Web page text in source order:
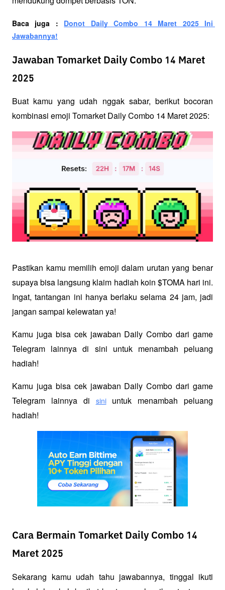
Baca juga : Donot Daily Combo 14 Maret 2025 Ini
Jawabannya!
Jawaban Tomarket Daily Combo 14 Maret
2025
Buat kamu yang udah nggak sabar, berikut bocoran
kombinasi emoji Tomarket Daily Combo 14 Maret 2025:
Pastikan kamu memilih emoji dalam urutan yang benar
supaya bisa langsung klaim hadiah koin $TOMA hari ini.
Ingat, tantangan ini hanya berlaku selama 24 jam, jadi
jangan sampai kelewatan ya!
Kamu juga bisa cek jawaban Daily Combo dari game
Telegram lainnya di sini untuk menambah peluang
hadiah!
Kamu juga bisa cek jawaban Daily Combo dari game
Telegram lainnya di sini untuk menambah peluang
hadiah!
Cara Bermain Tomarket Daily Combo 14
Maret 2025
Sekarang kamu udah tahu jawabannya, tinggal ikuti